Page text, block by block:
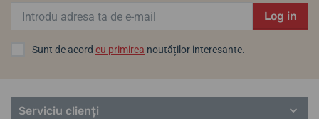
Log in
Sunt de acord cu primirea noutăților interesante.
Serviciu clienți